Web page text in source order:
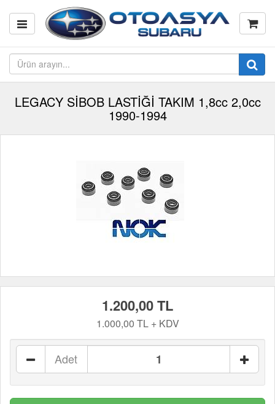
LEGACY SİBOB LASTİĞİ TAKIM 1,8cc 2,0cc
1990-1994
1.200,00 TL
1.000,00 TL + KDV
Adet